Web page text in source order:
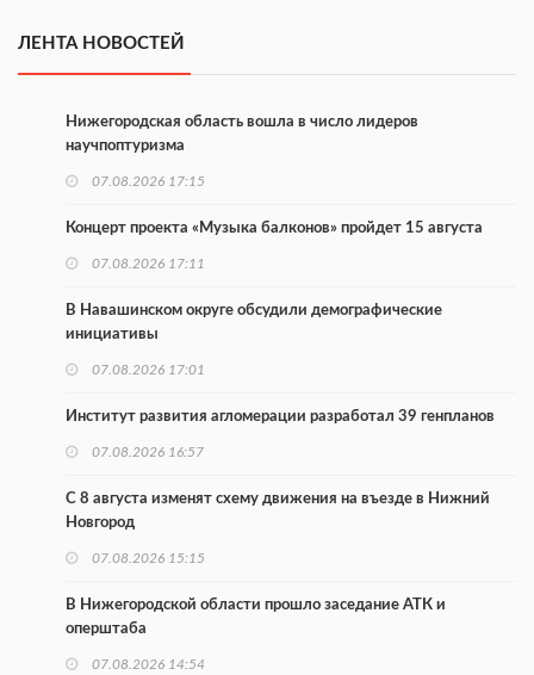
ЛЕНТА НОВОСТЕЙ
Нижегородская область вошла в число лидеров
научпоптуризма
07.08.2026 17:15
Концерт проекта «Музыка балконов» пройдет 15 августа
07.08.2026 17:11
В Навашинском округе обсудили демографические
инициативы
07.08.2026 17:01
Институт развития агломерации разработал 39 генпланов
07.08.2026 16:57
С 8 августа изменят схему движения на въезде в Нижний
Новгород
07.08.2026 15:15
В Нижегородской области прошло заседание АТК и
оперштаба
07.08.2026 14:54